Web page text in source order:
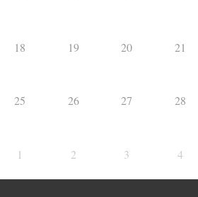
18 19 20 21
25 26 27 28
1 2 3 4